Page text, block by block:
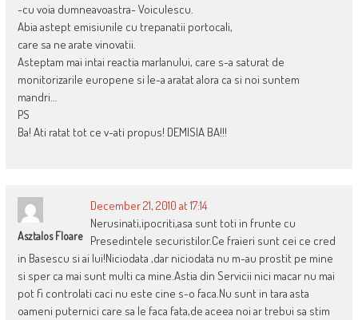
-cu voia dumneavoastra- Voiculescu.
Abia astept emisiunile cu trepanatii portocali,
care sa ne arate vinovatii.
Asteptam mai intai reactia marlanului, care s-a saturat de
monitorizarile europene si le-a aratat alora ca si noi suntem
mandri…
PS
Ba! Ati ratat tot ce v-ati propus! DEMISIA BA!!!
Asztalos Floare
December 21, 2010 at 17:14
Nerusinati,ipocriti,asa sunt toti in frunte cu
Presedintele securistilor.Ce fraieri sunt cei ce cred
in Basescu si ai lui!Niciodata ,dar niciodata nu m-au prostit pe mine
si sper ca mai sunt multi ca mine.Astia din Servicii nici macar nu mai
pot fi controlati caci nu este cine s-o faca.Nu sunt in tara asta
oameni puternici care sa le faca fata,de aceea noi ar trebui sa stim